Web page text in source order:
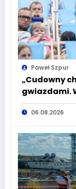
Paweł Szpur
„Cudowny
gwiazdami.
plenerowe
06.08.2026